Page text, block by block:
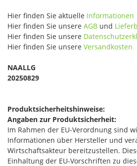
Hier finden Sie aktuelle Informationen
Hier finden Sie unsere AGB und
Hier finden Sie unsere
Hier finden Sie unsere Versandkosten
NAALLG
20250829
Produktsicherheitshinweise:
Angaben zur Produktsicherheit:
Im Rahmen der EU-Verordnung sind
Informationen über Hersteller und
Wirtschaftsakteur bereitzustellen.
Einhaltung der EU-Vorschriften zu